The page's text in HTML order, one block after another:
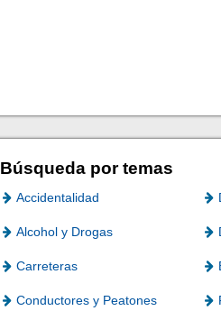
Búsqueda por temas
Accidentalidad
Alcohol y Drogas
Carreteras
Conductores y Peatones